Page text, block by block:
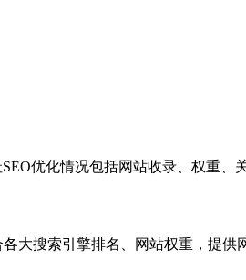
优化情况包括网站收录、权重、
大搜索引擎排名、网站权重，提供